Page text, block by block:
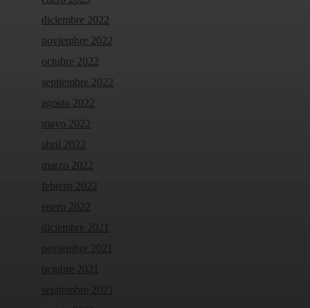
diciembre 2022
noviembre 2022
octubre 2022
septiembre 2022
agosto 2022
mayo 2022
abril 2022
marzo 2022
febrero 2022
enero 2022
diciembre 2021
noviembre 2021
octubre 2021
septiembre 2021